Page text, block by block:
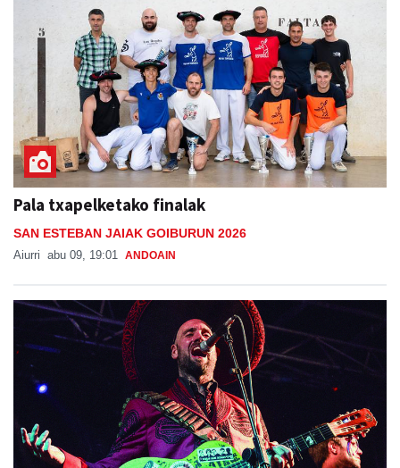
Pala txapelketako finalak
SAN ESTEBAN JAIAK GOIBURUN 2026
Aiurri abu 09, 19:01 ANDOAIN